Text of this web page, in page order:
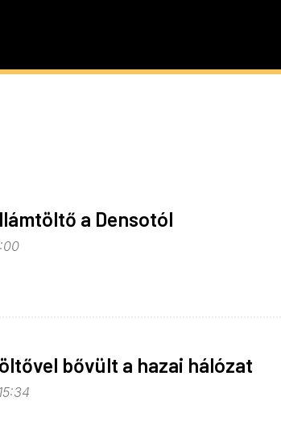
a Densotól
bővült a hazai hálózat